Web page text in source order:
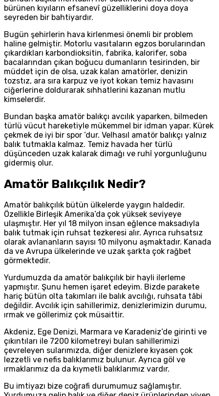
bürünen kıyıların efsanevî güzelliklerini doya doya
seyreden bir bahtiyardır.
Bugün şehirlerin hava kirlenmesi önemli bir problem
haline gelmiştir. Motorlu vasıtaların egzos borularından
çıkardıkları karbondioksitin, fabrika, kalorifer, soba
bacalarından çıkan boğucu dumanların tesirinden, bir
müddet için de olsa, uzak kalan amatörler, denizin
tozstız, ara sıra karpuz ve iyot kokan temiz havasını
ciğerlerine doldurarak sıhhatlerini kazanan mutlu
kimselerdir.
Bundan başka amatör balıkçı avcılık yaparken, bilmeden
türlü vücut hareketiyle mükemmel bir idman yapar. Kürek
çekmek de iyi bir spor ’dur. Velhasıl amatör balıkçı yalnız
balık tutmakla kalmaz. Temiz havada her türlü
düşünceden uzak kalarak dimağı ve ruhî yorgunluğunu
gidermiş olur.
Amatör Balıkçılık Nedir?
Amatör balıkçılık bütün ülkelerde yaygın haldedir.
Özellikle Birleşik Amerika’da çok yüksek seviyeye
ulaşmıştır. Her yıl 18 milyon insan eğlence maksadıyla
balık tutmak için ruhsat tezkeresi alır. Ayrıca ruhsatsız
olarak avlananların sayısı 10 milyonu aşmaktadır. Kanada
da ve Avrupa ülkelerinde ve uzak şarkta çok rağbet
görmektedir.
Yurdumuzda da amatör balıkçılık bir hayli ilerleme
yapmıştır. Şunu hemen işaret edeyim. Bizde parakete
hariç bütün olta takımları ile balık avcılığı, ruhsata tâbi
değildir. Avcılık için sahillerimiz, denizlerimizin durumu,
ırmak ve göllerimiz çok müsaittir.
Akdeniz, Ege Denizi, Marmara ve Karadeniz’de girinti ve
çıkıntıları ile 7200 kilometreyi bulan sahillerimizi
çevreleyen sularımızda, diğer denizlere kıyasen çok
lezzetli ve nefis balıklarımız bulunur. Ayrıca göl ve
ırmaklarımız da da kıymetli balıklarımız vardır.
Bu imtiyazı bize coğrafi durumumuz sağlamıştır.